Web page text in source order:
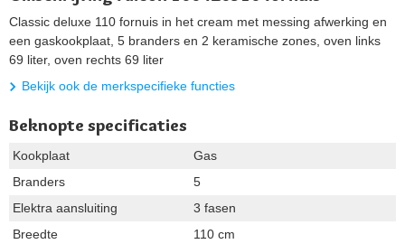
Classic deluxe 110 fornuis in het cream met messing afwerking en
een gaskookplaat, 5 branders en 2 keramische zones, oven links
69 liter, oven rechts 69 liter
Bekijk ook de merkspecifieke functies
Beknopte specificaties
Kookplaat
Gas
Branders
5
Elektra aansluiting
3 fasen
Breedte
110 cm